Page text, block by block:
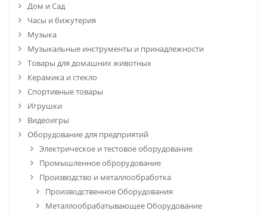
Дом и Сад
Часы и бижутерия
Музыка
Музыкальные инструменты и принадлежности
Товары для домашних животных
Керамика и стекло
Спортивные товары
Игрушки
Видеоигры
Оборудование для предприятий
Электрическое и тестовое оборудование
Промышленное оброрудование
Производство и металлообработка
Производственное Оборудования
Металлообрабатывающее Оборудование